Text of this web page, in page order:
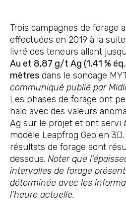
Trois campagnes de forage
effectuées en 2019 à la
livré des teneurs allant
Au et 8,87 g/t Ag (1,41 %
mètres dans le sondage
communiqué publié par
Les phases de forage ont
halo avec des valeurs
Ag sur le projet et ont servi
modèle Leapfrog Geo en
résultats de forage sont
dessous. Noter que
intervalles de forage
déterminée avec les
l’heure actuelle.